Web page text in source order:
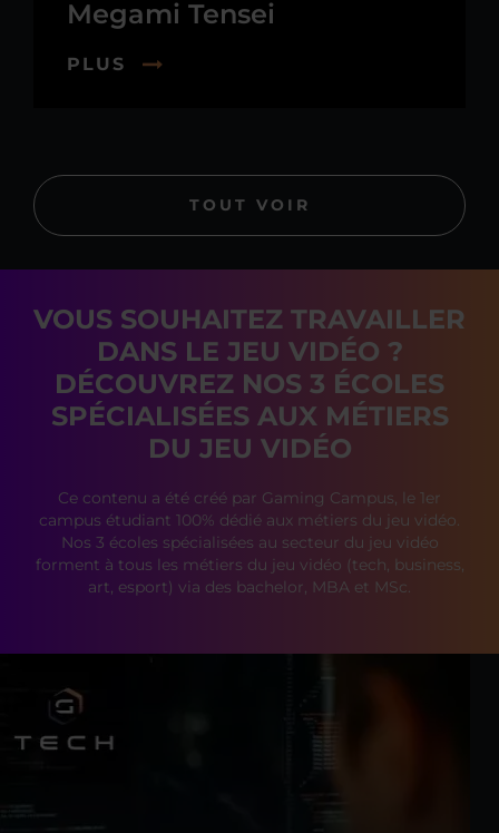
Megami Tensei
PLUS
TOUT VOIR
VOUS SOUHAITEZ TRAVAILLER
DANS LE JEU VIDÉO ?
DÉCOUVREZ NOS 3 ÉCOLES
SPÉCIALISÉES AUX MÉTIERS
DU JEU VIDÉO
Ce contenu a été créé par Gaming Campus, le 1er
campus étudiant 100% dédié aux métiers du jeu vidéo.
Nos 3 écoles spécialisées au secteur du jeu vidéo
forment à tous les métiers du jeu vidéo (tech, business,
art, esport) via des bachelor, MBA et MSc.